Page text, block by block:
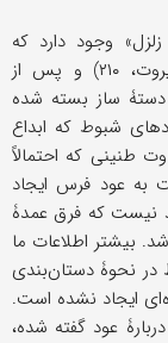
وجود دارد که
به‌صراحت به او منسوب است (خوارزمی، چ بیروت، ۲۱۰) و پس از
از آنْ روی دستۀ ساز بسته شده
شبوط که ابداع
طنینی که احتمالاً
به عود فرس ایجاد
نیست که فرق عمدۀ
بیشتر اطلاعات ما
نحوۀ دستان‌بندی
ایجاد نشده است.
عود گفته شده،